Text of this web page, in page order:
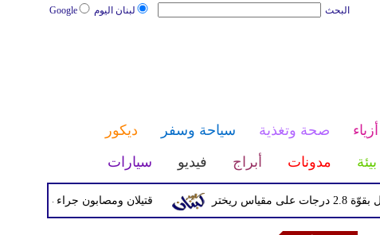
لبنان اليوم Google البحث
أزياء صحة وتغذية سياحة وسفر
ديكور
بيئة مدونات أبراج فيديو سيارات
قتيلان ومصابون جراء 14 غارة إسرائيلية على شرق وجنوب لبنان